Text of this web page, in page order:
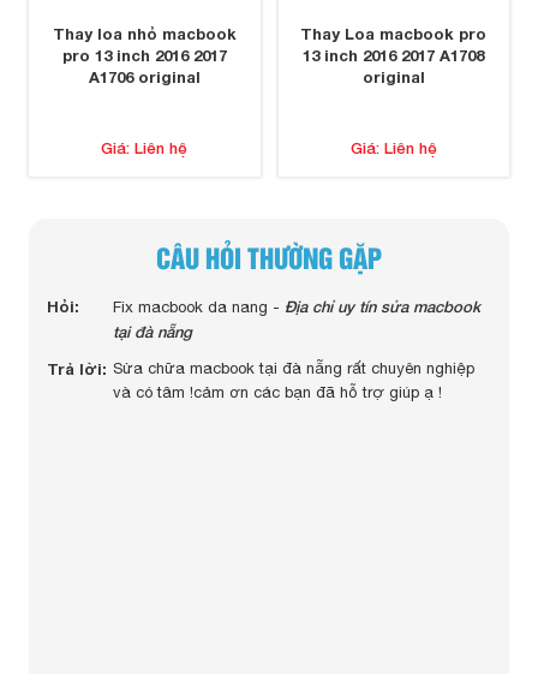
Thay loa nhỏ macbook
pro 13 inch 2016 2017
A1706 original
Giá: Liên hệ
Thay Loa macbook pro
13 inch 2016 2017 A1708
original
Giá: Liên hệ
CÂU HỎI THƯỜNG GẶP
Hỏi: Fix macbook da nang - Địa chỉ uy tín sửa macbook
tại đà nẵng
Trả lời: Sửa chữa macbook tại đà nẵng rất chuyên nghiệp
và có tâm !cảm ơn các bạn đã hỗ trợ giúp ạ !